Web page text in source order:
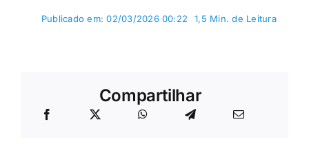
Publicado em: 02/03/2026 00:22 1,5 Min. de Leitura
Compartilhar